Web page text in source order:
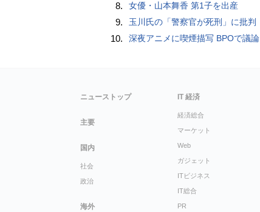
8. 女優・山本舞香 第1子を出産
9. 玉川氏の「警察官が死刑」に批判
10. 深夜アニメに喫煙描写 BPOで議論
ニューストップ
主要
国内
社会
政治
海外
IT 経済
経済総合
マーケット
Web
ガジェット
ITビジネス
IT総合
PR